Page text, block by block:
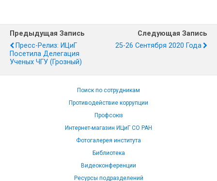
Предыдущая Запись
Пресс-Релиз: ИЦиГ
Посетила Делегация
Ученых ЧГУ (Грозный)
Следующая Запись
25-26 Сентября 2020 Года
Поиск по сотрудникам
Противодействие коррупции
Профсоюз
Интернет-магазин ИЦиГ СО РАН
Фотогалерея института
Библиотека
Видеоконференции
Ресурсы подразделений